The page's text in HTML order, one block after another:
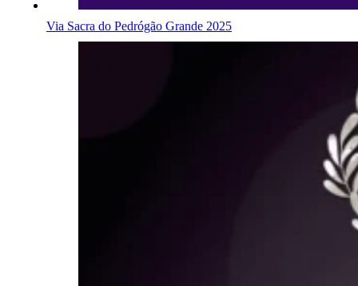
Via Sacra do Pedrógão Grande 2025